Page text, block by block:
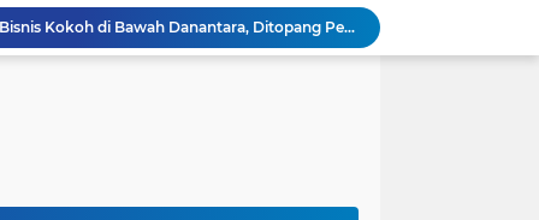
BNI Catat Fundamental Bisnis Kokoh di Bawah Danantara, Ditopang Pertumbuhan Kredit dan Kualitas Aset
Jakarta Raih Digital Excellence Awards 2026